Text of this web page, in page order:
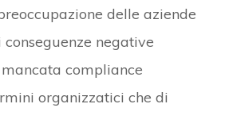
delle aziende
negative
compliance
organizzatici che di